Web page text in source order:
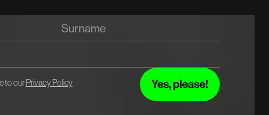
to our Privacy Policy